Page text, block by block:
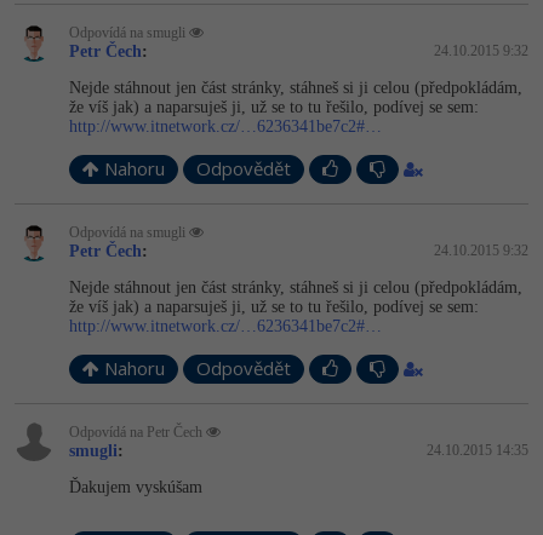
Copywriter
WordPress specialista
SEO specialista
Algoritmy -41%
Umělá inteligence (AI) -10%
Pro děti
Kurzy e-commerce
Testování softwaru
Datová analýza
Digitální gramotnost
HTML/CSS -80%
Photoshop
Příběhy absolventů
Odpovídá na smugli
Petr Čech: 24.10.2015 9:32
Nejde stáhnout jen část stránky, stáhneš si ji celou (předpokládám,
že víš jak) a naparsuješ ji, už se to tu řešilo, podívej se sem:
http://www.itnetwork.cz/…6236341be7c2#…
Nahoru Odpovědět
Odpovídá na smugli
Petr Čech: 24.10.2015 9:32
Nejde stáhnout jen část stránky, stáhneš si ji celou (předpokládám,
že víš jak) a naparsuješ ji, už se to tu řešilo, podívej se sem:
http://www.itnetwork.cz/…6236341be7c2#…
Nahoru Odpovědět
Odpovídá na Petr Čech
smugli: 24.10.2015 14:35
Ďakujem vyskúšam